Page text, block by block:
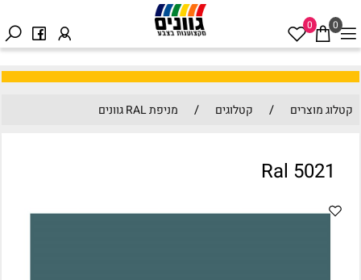
0
0
קטלוג מוצרים / קטלוגים / מניפת RAL גוונים
Ral 5021